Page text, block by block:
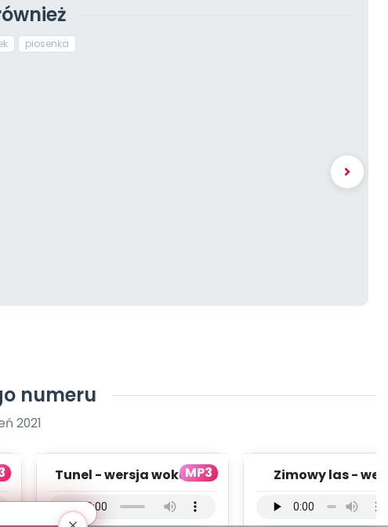
piosenka
numeru
2021
MP3
Tunel - wersja wokalna
Zimowy las -
mp3)